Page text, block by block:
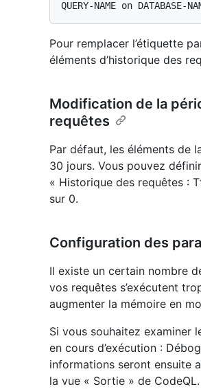
Pour remplacer l’étiquette
éléments d’historique des
Modification de la
requêtes
Par défaut, les éléments de
30 jours. Vous pouvez
« Historique des requêtes :
sur 0.
Configuration des
Il existe un certain nombre
vos requêtes s’exécutent
augmenter la mémoire en
Si vous souhaitez examiner
en cours d’exécution :
informations seront ensuite
la vue « Sortie » de